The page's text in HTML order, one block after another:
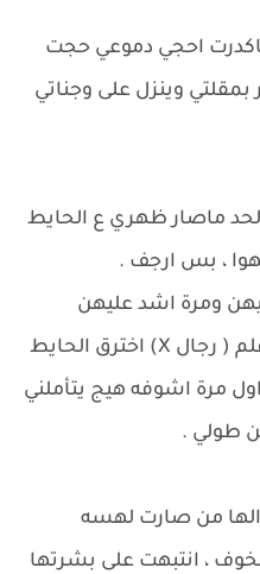
احجي دموعي حجت
بمقلتي وينزل على وجناتي
ماصار ظهري ع الحايط
، بس ارجف .
ومرة اشد عليهن
تمنيت عندي قوة خارقة مثل فلم ( رجال X) اخترق الحايط
مرة اشوفه هيج يتأملني
طولي .
الها من صارت لهسه
، انتبهت على بشرتها